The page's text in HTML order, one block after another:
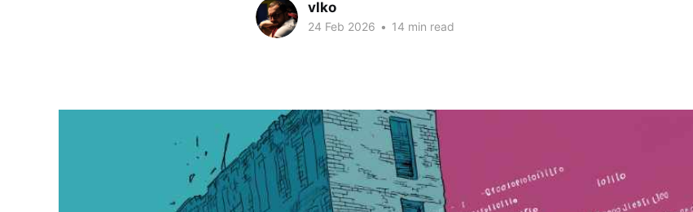
vlko
24 Feb 2026 • 14 min read